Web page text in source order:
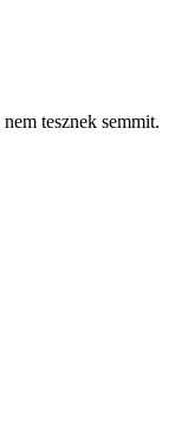
tesznek semmit.